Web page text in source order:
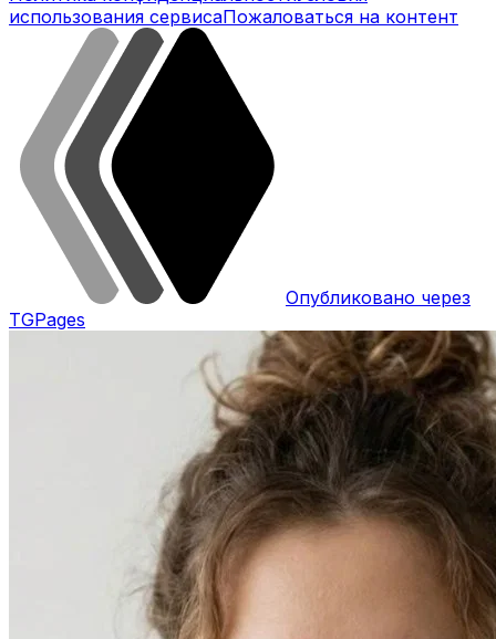
использования сервисаПожаловаться на контент
Опубликовано через
TGPages